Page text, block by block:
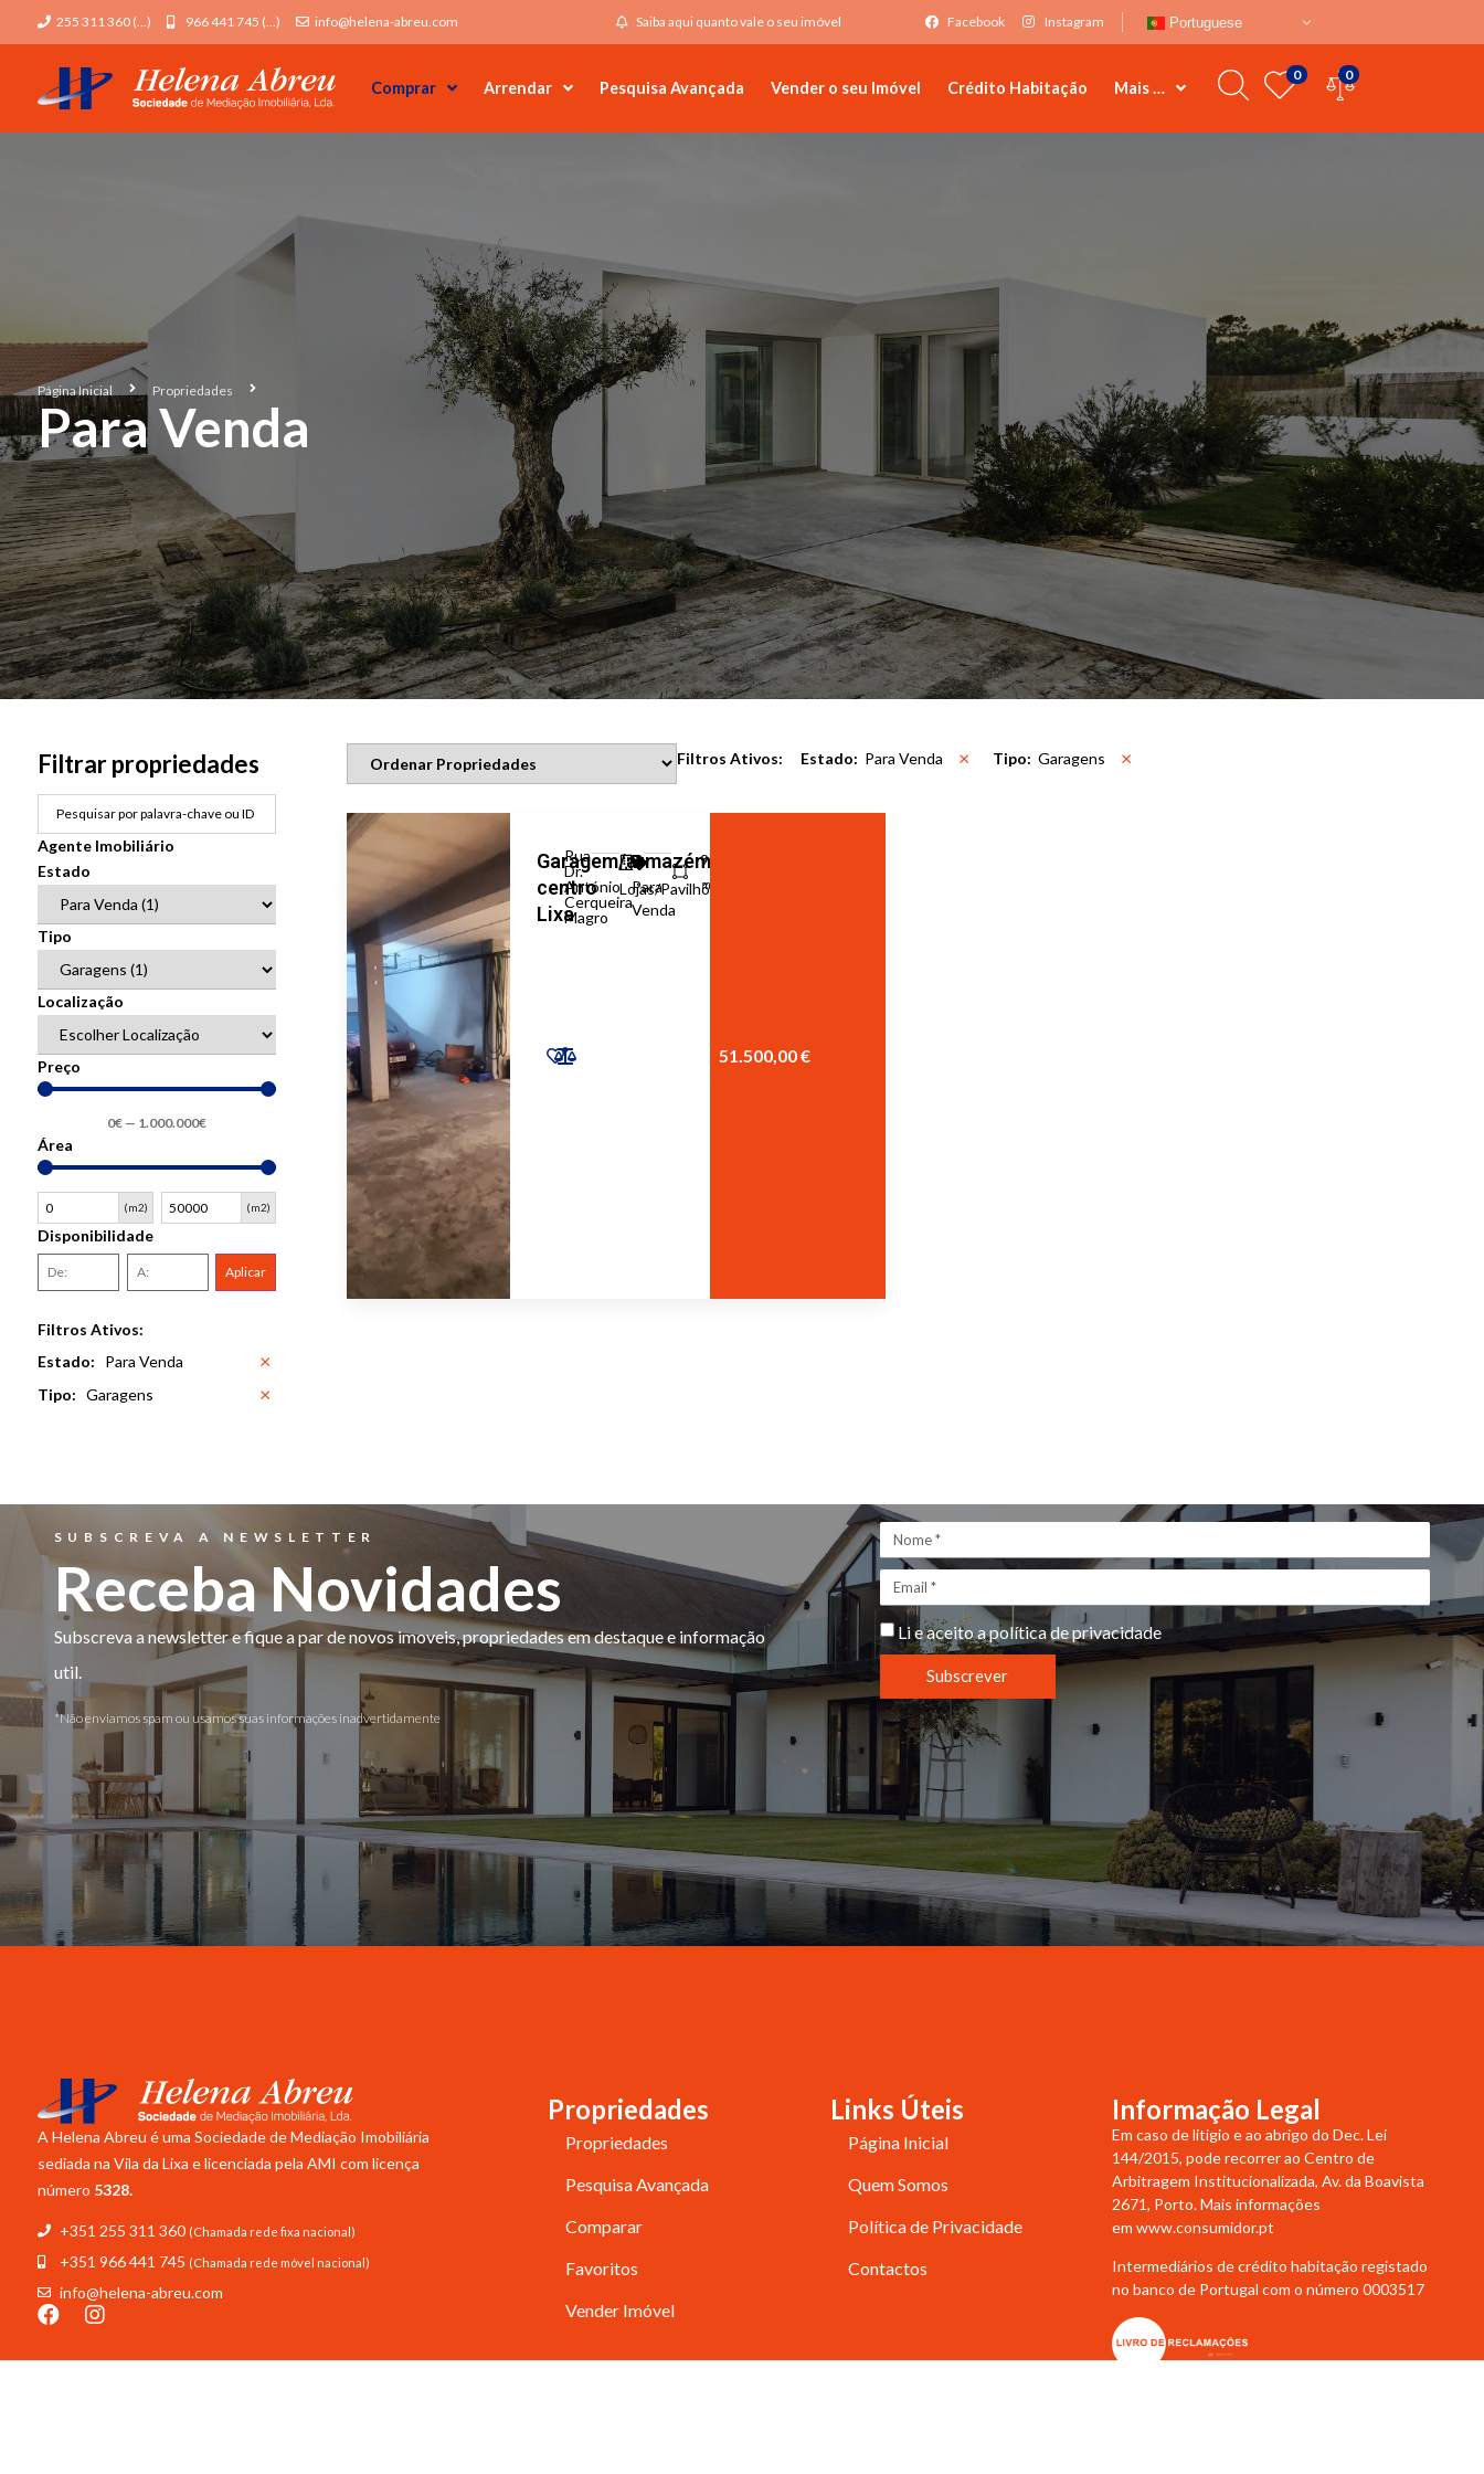
255 311 360 (...) 966 441 745 (...) info@helena-abreu.com Saiba aqui quanto vale o seu imóvel Facebook Instagram Portuguese
Comprar Arrendar Pesquisa Avançada Vender o seu Imóvel Crédito Habitação Mais …
0 0
Para Venda
Página Inicial Propriedades
Filtrar propriedades
Agente Imobiliário
Estado
Tipo
Localização
Preço
0€ — 1.000.000€
Área
(m2) (m2)
Disponibilidade
Aplicar
Filtros Ativos:
Estado: Para Venda ×
Tipo: Garagens ×
Filtros Ativos: Estado: Para Venda × Tipo: Garagens ×
Garagem/armazém
centro
Lixa
Rua
Dr.
António
Cerqueira
Magro
Lojas/Pavilhões/Armazéns
Para
Venda
94
㎡
51.500,00 €
SUBSCREVA A NEWSLETTER
Receba Novidades
Subscreva a newsletter e fique a par de novos imoveis, propriedades em destaque e informação
util.
*Não enviamos spam ou usamos suas informações inadvertidamente
Li e aceito apolítica de privacidade
Subscrever
A Helena Abreu é uma Sociedade de Mediação Imobiliária
sediada na Vila da Lixa e licenciada pela AMI com licença
número 5328.
+351 255 311 360 (Chamada rede fixa nacional)
+351 966 441 745 (Chamada rede móvel nacional)
info@helena-abreu.com
Propriedades
Propriedades
Pesquisa Avançada
Comparar
Favoritos
Vender Imóvel
Links Úteis
Página Inicial
Quem Somos
Política de Privacidade
Contactos
Informação Legal
Em caso de litigio e ao abrigo do Dec. Lei
144/2015, pode recorrer ao Centro de
Arbitragem Institucionalizada, Av. da Boavista
2671, Porto. Mais informações
emwww.consumidor.pt
Intermediários de crédito habitação registado
no banco de Portugal com o número 0003517